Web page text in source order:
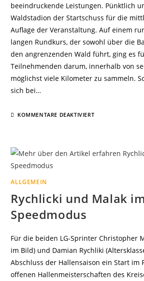
beeindruckende Leistungen. Pünktlich
Waldstadion der Startschuss für die
Auflage der Veranstaltung. Auf einem
langen Rundkurs, der sowohl über die
den angrenzenden Wald führt, ging es
Teilnehmenden darum, innerhalb von
möglichst viele Kilometer zu sammeln.
sich bei…
KOMMENTARE DEAKTIVIERTFÜR
RUNDE
ALLGEMEIN
Rychlicki und Malak im
Speedmodus
Für die beiden LG-Sprinter Christopher
im Bild) und Damian Rychliki
Abschluss der Hallensaison ein Start im
offenen Hallenmeisterschaften des